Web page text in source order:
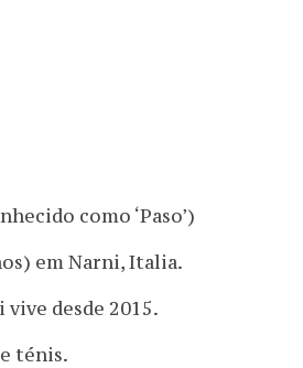
como ‘Paso’)
em Narni, Italia.
vive desde 2015.
ténis.